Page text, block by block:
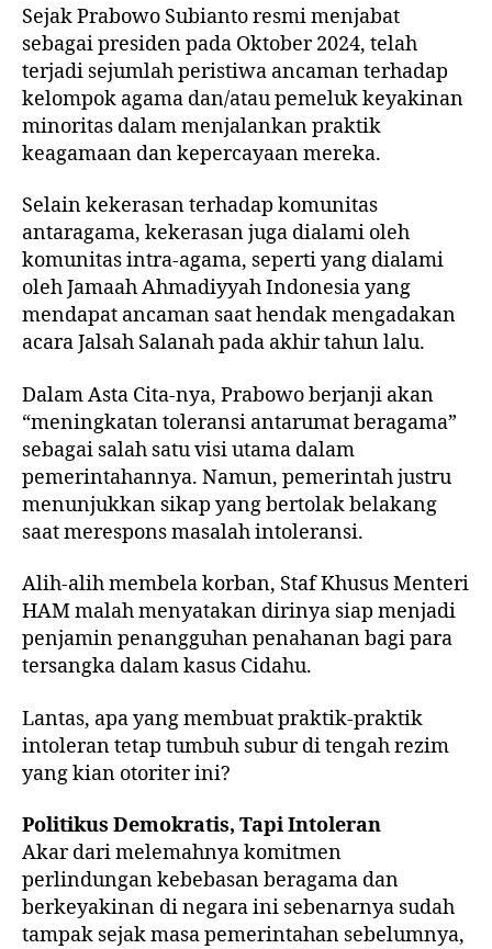
Sejak Prabowo Subianto resmi menjabat
sebagai presiden pada Oktober 2024, telah
terjadi sejumlah peristiwa ancaman terhadap
kelompok agama dan/atau pemeluk keyakinan
minoritas dalam menjalankan praktik
keagamaan dan kepercayaan mereka.
Selain kekerasan terhadap komunitas
antaragama, kekerasan juga dialami oleh
komunitas intra-agama, seperti yang dialami
oleh Jamaah Ahmadiyyah Indonesia yang
mendapat ancaman saat hendak mengadakan
acara Jalsah Salanah pada akhir tahun lalu.
Dalam Asta Cita-nya, Prabowo berjanji akan
“meningkatan toleransi antarumat beragama”
sebagai salah satu visi utama dalam
pemerintahannya. Namun, pemerintah justru
menunjukkan sikap yang bertolak belakang
saat merespons masalah intoleransi.
Alih-alih membela korban, Staf Khusus Menteri
HAM malah menyatakan dirinya siap menjadi
penjamin penangguhan penahanan bagi para
tersangka dalam kasus Cidahu.
Lantas, apa yang membuat praktik-praktik
intoleran tetap tumbuh subur di tengah rezim
yang kian otoriter ini?
Politikus Demokratis, TapiIntoleran
Akar dari melemahnya komitmen
perlindungan kebebasan beragama dan
berkeyakinan di negara ini sebenarnya sudah
tampak sejak masa pemerintahan sebelumnya,